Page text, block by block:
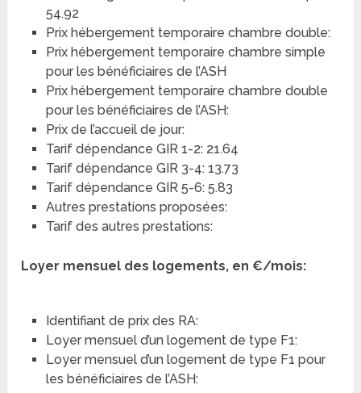
54.92
Prix hébergement temporaire chambre double:
Prix hébergement temporaire chambre simple
pour les bénéficiaires de l’ASH
Prix hébergement temporaire chambre double
pour les bénéficiaires de l’ASH:
Prix de l’accueil de jour:
Tarif dépendance GIR 1-2: 21.64
Tarif dépendance GIR 3-4: 13.73
Tarif dépendance GIR 5-6: 5.83
Autres prestations proposées:
Tarif des autres prestations:
Loyer mensuel des logements, en €/mois:
Identifiant de prix des RA:
Loyer mensuel d’un logement de type F1:
Loyer mensuel d’un logement de type F1 pour
les bénéficiaires de l’ASH: